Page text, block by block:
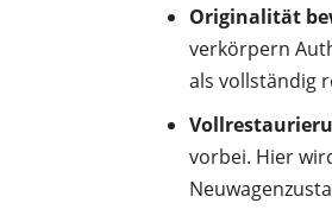
Originalität
verkörpern
als vollständig
vorbei. Hier